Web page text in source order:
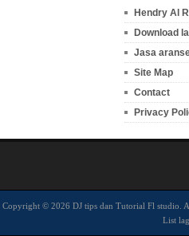
Hendry Al
Download
Jasa
Site Map
Contact
Privacy
Copyright © 2026 DJ tips dan Tutorial Fl studio.
List